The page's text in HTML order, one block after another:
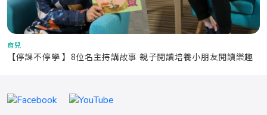
育兒
【停課不停學 】8位名主持講故事 親子閱讀培養小朋友閱讀樂趣